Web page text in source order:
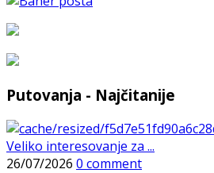
Putovanja - Najčitanije
Veliko interesovanje za ...
26/07/2026 0 comment